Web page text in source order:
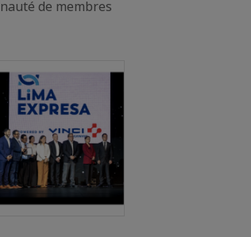
de membres